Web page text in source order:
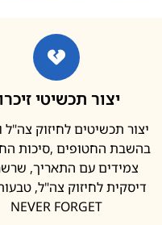
יצור תכשיטי
יצור תכשיטים לחיזוק צה"ל
בהשבת החטופים ,סיכות
צמידים עם התאריך,
דיסקית לחיזוק צה"ל,
NEVER FORGET